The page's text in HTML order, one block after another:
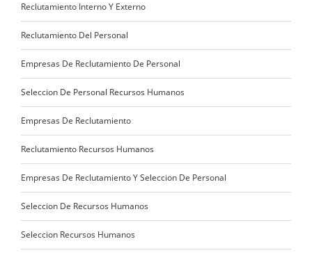
Reclutamiento Interno Y Externo
Reclutamiento Del Personal
Empresas De Reclutamiento De Personal
Seleccion De Personal Recursos Humanos
Empresas De Reclutamiento
Reclutamiento Recursos Humanos
Empresas De Reclutamiento Y Seleccion De Personal
Seleccion De Recursos Humanos
Seleccion Recursos Humanos